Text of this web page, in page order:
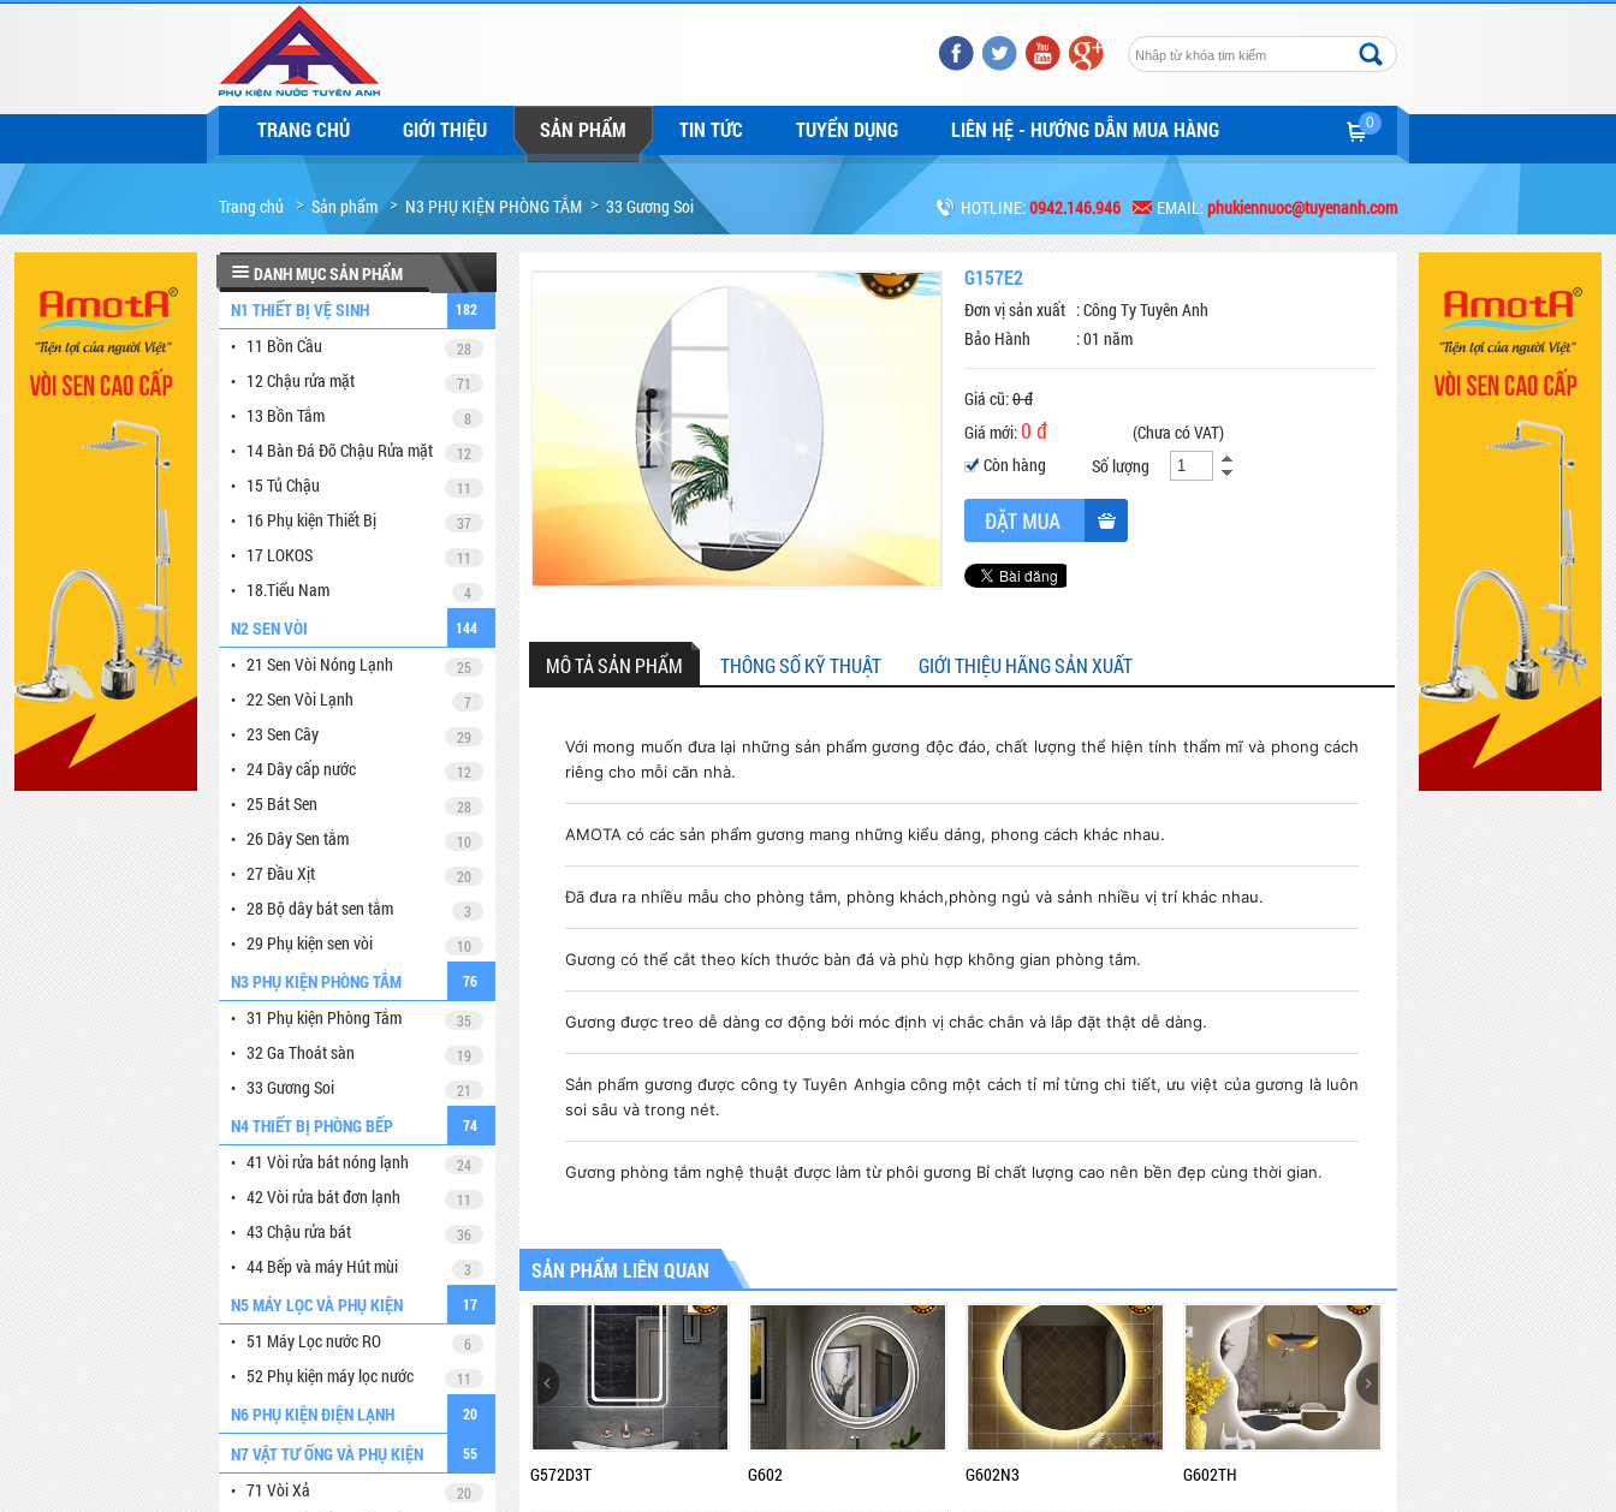
TRANG CHỦ GIỚI THIỆU SẢN PHẨM TIN TỨC TUYỂN DỤNG LIÊN HỆ - HƯỚNG DẪN MUA HÀNG 0
HOTLINE:0942.146.946 EMAIL:phukiennuoc@tuyenanh.com
Trang chủ Sản phẩm N3 PHỤ KIỆN PHÒNG TẮM
33 Gương Soi
G157E2
DANH MỤC SẢN PHẨM
N1 THIẾT BỊ VỆ SINH
182
11 Bồn Cầu 28
12 Chậu rửa mặt 71
13 Bồn Tắm 8
14 Bàn Đá Đỡ Chậu Rửa mặt 12
15 Tủ Chậu 11
16 Phụ kiện Thiết Bị 37
17 LOKOS 11
18.Tiểu Nam 4
N2 SEN VÒI 144
21 Sen Vòi Nóng Lạnh 25
22 Sen Vòi Lạnh 7
23 Sen Cây 29
24 Dây cấp nước 12
25 Bát Sen 28
26 Dây Sen tắm 10
27 Đầu Xịt 20
28 Bộ dây bát sen tắm 3
29 Phụ kiện sen vòi 10
N3 PHỤ KIỆN PHÒNG TẮM 76
31 Phụ kiện Phòng Tắm 35
32 Ga Thoát sàn 19
33 Gương Soi 21
N4 THIẾT BỊ PHÒNG BẾP 74
41 Vòi rửa bát nóng lạnh 24
42 Vòi rửa bát đơn lạnh 11
43 Chậu rửa bát 36
44 Bếp và máy Hút mùi 3
N5 MÁY LỌC VÀ PHỤ KIỆN 17
51 Máy Lọc nước RO 6
52 Phụ kiện máy lọc nước 11
N6 PHỤ KIỆN ĐIỆN LẠNH 20
N7 VẬT TƯ ỐNG VÀ PHỤ KIỆN 55
71 Vòi Xả 20
G157E2
Đơn vị sản xuất : Công Ty Tuyên Anh
Bảo Hành
: 01 năm
Giá cũ:0 đ
Giá mới:0 đ
(Chưa có VAT)
Còn hàng
Số lượng
MÔ TẢ SẢN PHẨM THÔNG SỐ KỸ THUẬT GIỚI THIỆU HÃNG SẢN XUẤT
Với mong muốn đưa lại những sản phẩm gương độc đáo, chất lượng thể hiện tính thẩm mĩ và phong cách
riêng cho mỗi căn nhà.
AMOTA có các sản phẩm gương mang những kiểu dáng, phong cách khác nhau.
Đã đưa ra nhiều mẫu cho phòng tắm, phòng khách,phòng ngủ và sảnh nhiều vị trí khác nhau.
Gương có thể cắt theo kích thước bàn đá và phù hợp không gian phòng tắm.
Gương được treo dễ dàng cơ động bởi móc định vị chắc chắn và lắp đặt thật dễ dàng.
Sản phẩm gương được công ty Tuyên Anhgia công một cách tỉ mỉ từng chi tiết, ưu việt của gương là luôn
soi sâu và trong nét.
Gương phòng tắm nghệ thuật được làm từ phôi gương Bỉ chất lượng cao nên bền đẹp cùng thời gian.
SẢN PHẨM LIÊN QUAN
2L3D G572D3T G602 G602N3 G602TH